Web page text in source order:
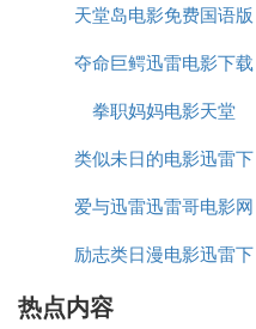
的资源虽然多也比较方
的算少，你还可以去迅
论坛然后注册去下，那
片高手找来的， 比你自
下载是个很麻烦的事，
下到了也不一定能看或
地址一般都经过了测试
迅雷论坛是http://
Ⅲ 免费电影下载网站有哪
天堂岛电影免费国语版
夺命巨鳄迅雷电影下载
拳职妈妈电影天堂
类似未日的电影迅雷下
载
爱与迅雷迅雷哥电影网
励志类日漫电影迅雷下
热点内容